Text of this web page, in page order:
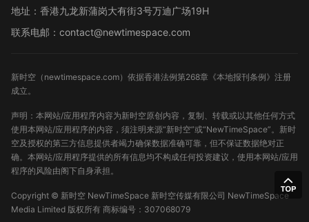
地址：香港九龙新蒲岗大有街3号万迪广场19H
联系电邮：contact@newtimespace.com
新时空（ newtimespace.com）依据香港法例第268章《本地报刊条例》注册
成立。
声明：本网站/应用程序内容为新时空原创内容，复制、转载或以其他任何方式
使用本网站/应用程序的内容，须注明来源“新时空”或“NewTimeSpace”。新时
空及授权的第三方信息提供者竭力确保数据准确可靠，但不保证数据绝对正
确。本网站/应用程序提供的所有信息均不构成任何投资建议，使用本网站/应用
程序的风险由阁下自身承担。
Copyright © 新时空 NewTimeSpace 新时空传媒有限公司 NewTimeSpace
Media Limited 版权所有 商标编号：307068079